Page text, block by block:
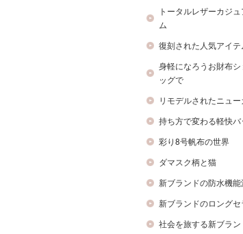
トータルレザーカジ
ム
復刻された人気アイテ
身軽になろうお財布
ッグで
リモデルされたニュー
持ち方で変わる軽快バ
彩り8号帆布の世界
ダマスク柄と猫
新ブランドの防水機
新ブランドのロングセ
社会を旅する新ブラン